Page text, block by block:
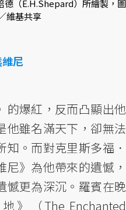
德（E.H.Shepard）所繪製，圖
維基共享
尼
的爆紅，反而凸顯出他
他雖名滿天下，卻無法
。而對克里斯多福．
》為他帶來的遺憾，
憾更為深沉。羅賓在晚
》（The Enchanted